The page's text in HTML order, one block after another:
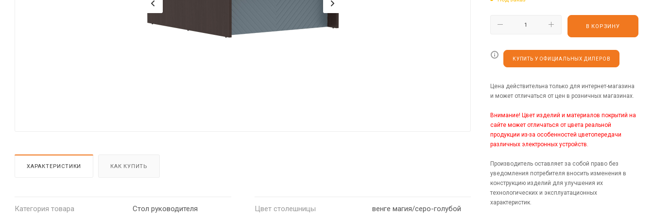
ХАРАКТЕРИСТИКИ КАК КУПИТЬ
Категория товара Стол руководителя Цвет столешницы венге магия/серо-голубой
В КОРЗИНУ
КУПИТЬ У ОФИЦИАЛЬНЫХ ДИЛЕРОВ
Цена действительна только для интернет-магазина
и может отличаться от цен в розничных магазинах.
Внимание! Цвет изделий и материалов покрытий на
сайте может отличаться от цвета реальной
продукции из-за особенностей цветопередачи
различных электронных устройств.
Производитель оставляет за собой право без
уведомления потребителя вносить изменения в
конструкцию изделий для улучшения их
технологических и эксплуатационных
характеристик.